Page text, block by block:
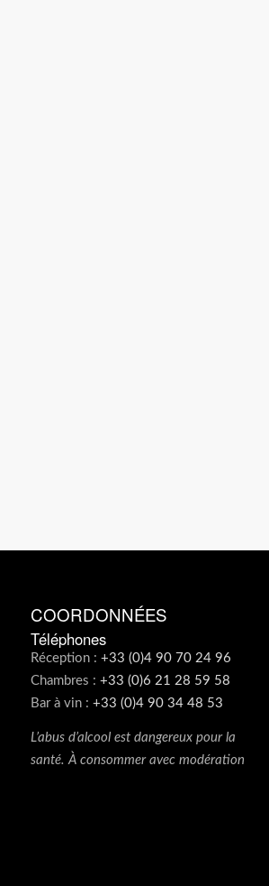
COORDONNÉES
Téléphones
Réception : +33 (0)4 90 70 24 96
Chambres : +33 (0)6 21 28 59 58
Bar à vin : +33 (0)4 90 34 48 53
L’abus d’alcool est dangereux pour la
santé. À consommer avec modération